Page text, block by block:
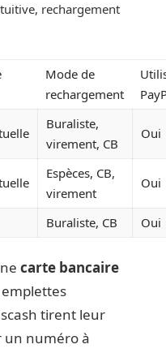
rechargement
Mode de
rechargement
Buraliste,
virement, CB
Oui
Espèces, CB,
virement
Oui
Buraliste, CB Oui
carte bancaire
tirent leur
un numéro à